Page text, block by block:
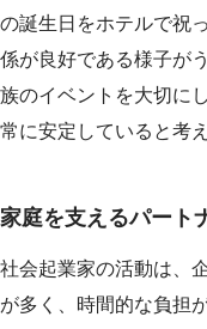
の誕生日をホテルで祝
係が良好である様子が
族のイベントを大切に
常に安定していると考
家庭を支えるパート
社会起業家の活動は、
が多く、時間的な負担